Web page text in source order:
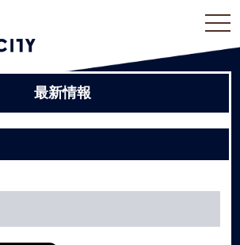
最新情報